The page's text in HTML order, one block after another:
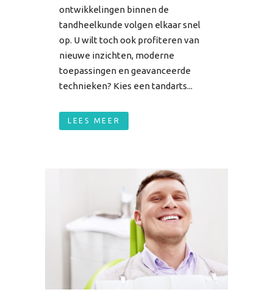
ontwikkelingen binnen de
tandheelkunde volgen elkaar snel
op. U wilt toch ook profiteren van
nieuwe inzichten, moderne
toepassingen en geavanceerde
technieken? Kies een tandarts...
LEES MEER